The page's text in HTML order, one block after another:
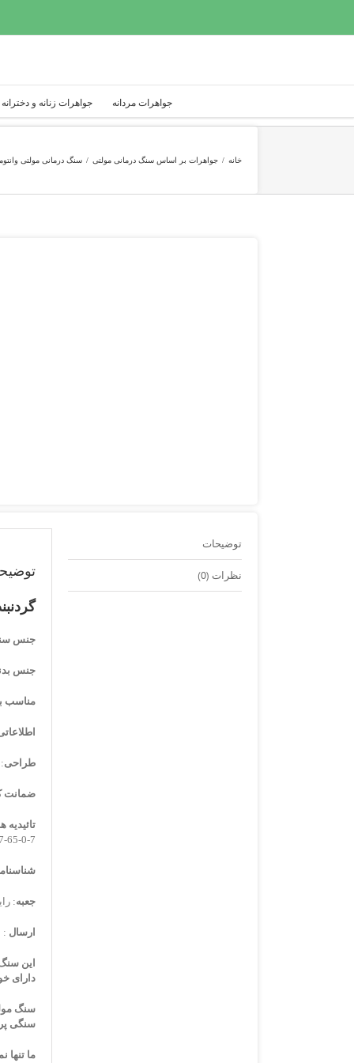
content
جواهرات مردانه جواهرات زنانه و دخترانه
خانه / جواهرات بر اساس سنگ درمانی مولتی / سنگ درمانی مولتی
توضیحات
نظرات (0)
جنس
جنس
مناسب
طراحی
ضمانت
تائیدیه
7-0-65-776907-1-1
جعبه:
ارسال :
دارای
سنگی
ما